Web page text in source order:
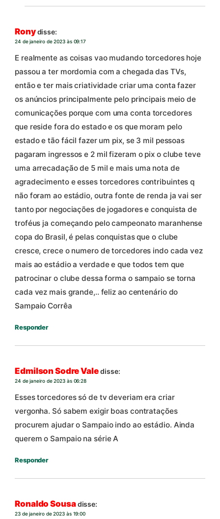
Ronydisse:
24 de janeiro de 2023 às 09:17
E realmente as coisas vao mudando torcedores hoje
passou a ter mordomia com a chegada das TVs,
então e ter mais criatividade criar uma conta fazer
os anúncios principalmente pelo principais meio de
comunicações porque com uma conta torcedores
que reside fora do estado e os que moram pelo
estado e tão fácil fazer um pix, se 3 mil pessoas
pagaram ingressos e 2 mil fizeram o pix o clube teve
uma arrecadação de 5 mil e mais uma nota de
agradecimento e esses torcedores contribuintes q
não foram ao estádio, outra fonte de renda ja vai ser
tanto por negociações de jogadores e conquista de
troféus ja começando pelo campeonato maranhense
copa do Brasil, é pelas conquistas que o clube
cresce, crece o numero de torcedores indo cada vez
mais ao estádio a verdade e que todos tem que
patrocinar o clube dessa forma o sampaio se torna
cada vez mais grande,.. feliz ao centenário do
Sampaio Corrêa
Responder
Edmilson Sodre Valedisse:
24 de janeiro de 2023 às 06:28
Esses torcedores só de tv deveriam era criar
vergonha. Só sabem exigir boas contratações
procurem ajudar o Sampaio indo ao estádio. Ainda
querem o Sampaio na série A
Responder
Ronaldo Sousadisse:
23 de janeiro de 2023 às 19:00